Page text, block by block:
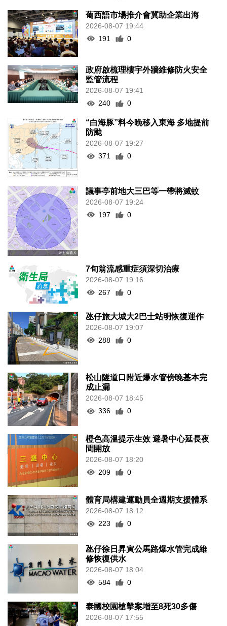
葡西語市場推介會冀助企業出海
2026-08-07 19:44
191
0
政府啟梳理樓宇外牆維修防火安全
監管流程
2026-08-07 19:41
240
0
“白海豚”料今晚移入東海 多地提前
防颱
2026-08-07 19:27
371
0
議事亭前地大三巴等一帶將滅蚊
2026-08-07 19:24
197
0
7旬翁流感重症須深切治療
2026-08-07 19:16
267
0
氹仔旅大城大2巴士站明恢復運作
2026-08-07 19:07
288
0
松山隧道口附近爆水管傍晚基本完
成止漏
2026-08-07 18:45
336
0
橙色高溫提示生效 避暑中心延長夜
間開放
2026-08-07 18:20
209
0
體育局構建運動員全週期支援體系
2026-08-07 18:12
223
0
氹仔徐日昇寅公馬路爆水管完成維
修恢復供水
2026-08-07 18:04
584
0
泰國校園槍擊案增至8死30多傷
2026-08-07 17:55